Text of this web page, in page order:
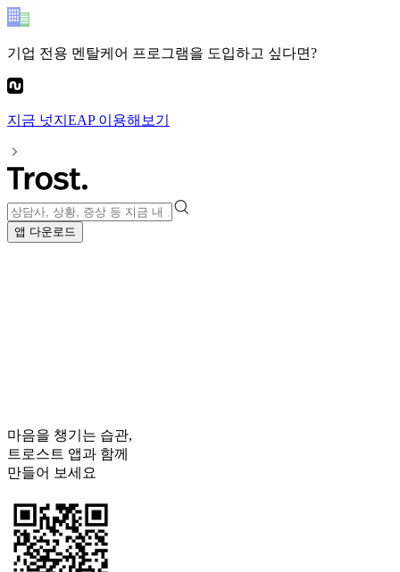
기업 전용 멘탈케어 프로그램을 도입하고 싶다면?
지금 넛지EAP이용해보기
앱 다운로드
마음을 챙기는 습관,
트로스트 앱과 함께
만들어 보세요